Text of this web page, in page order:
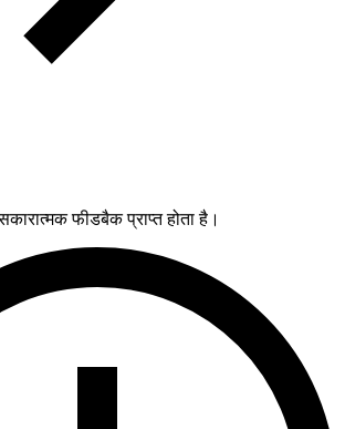
फीडबैक प्राप्त होता है।